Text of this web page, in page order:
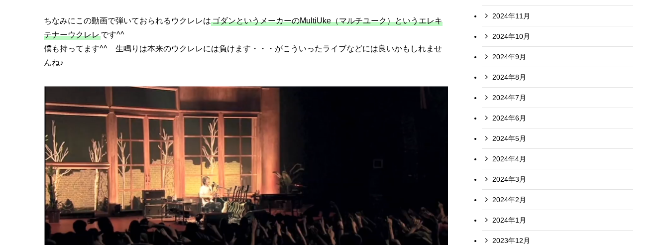
ちなみにこの動画で弾いておられるウクレレはゴダンというメーカーのMultiUke（マルチユーク）というエレキ
テナーウクレレです^^
僕も持ってます^^ 生鳴りは本来のウクレレには負けます・・・がこういったライブなどには良いかもしれませ
んね♪
2024年11月
2024年10月
2024年9月
2024年8月
2024年7月
2024年6月
2024年5月
2024年4月
2024年3月
2024年2月
2024年1月
2023年12月